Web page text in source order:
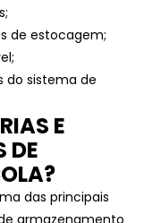
de estocagem;
do sistema de
E
DE
das principais
armazenamento